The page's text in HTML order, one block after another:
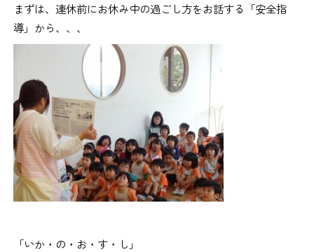
まずは、連休前にお休み中の過ごし方をお話する「安全指
導」から、、、
「いか・の・お・す・し」